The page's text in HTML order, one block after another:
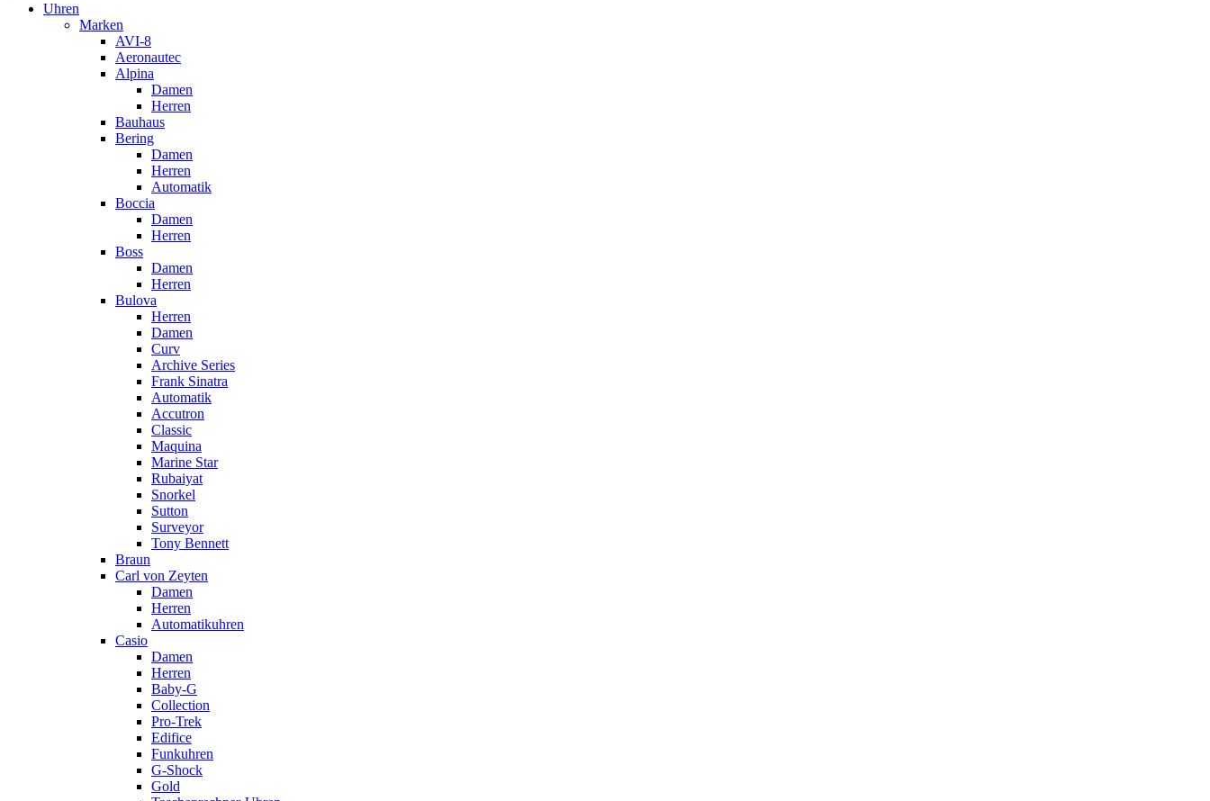
Uhren
Marken
AVI-8
Aeronautec
Alpina
Damen
Herren
Bauhaus
Bering
Damen
Herren
Automatik
Boccia
Damen
Herren
Boss
Damen
Herren
Bulova
Herren
Damen
Curv
Archive Series
Frank Sinatra
Automatik
Accutron
Classic
Maquina
Marine Star
Rubaiyat
Snorkel
Sutton
Surveyor
Tony Bennett
Braun
Carl von Zeyten
Damen
Herren
Automatikuhren
Casio
Damen
Herren
Baby-G
Collection
Pro-Trek
Edifice
Funkuhren
G-Shock
Gold